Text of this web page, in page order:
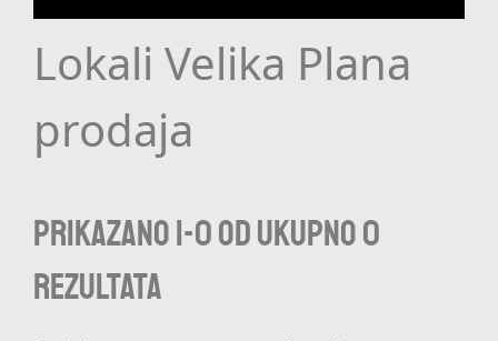
Lokali Velika Plana
prodaja
Prikazano 1-0 od ukupno 0
rezultata